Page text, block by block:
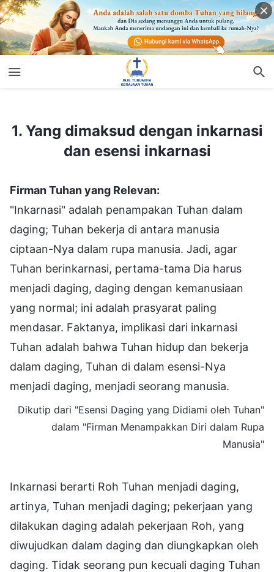
1. Yang dimaksud dengan inkarnasi dan esensi inkarnasi
1. Yang dimaksud dengan inkarnasi
dan esensi inkarnasi
Firman Tuhan yang Relevan:
"Inkarnasi" adalah penampakan Tuhan dalam
daging; Tuhan bekerja di antara manusia
ciptaan-Nya dalam rupa manusia. Jadi, agar
Tuhan berinkarnasi, pertama-tama Dia harus
menjadi daging, daging dengan kemanusiaan
yang normal; ini adalah prasyarat paling
mendasar. Faktanya, implikasi dari inkarnasi
Tuhan adalah bahwa Tuhan hidup dan bekerja
dalam daging, Tuhan di dalam esensi-Nya
menjadi daging, menjadi seorang manusia.
Dikutip dari "Esensi Daging yang Didiami oleh Tuhan"
dalam "Firman Menampakkan Diri dalam Rupa
Manusia"
Inkarnasi berarti Roh Tuhan menjadi daging,
artinya, Tuhan menjadi daging; pekerjaan yang
dilakukan daging adalah pekerjaan Roh, yang
diwujudkan dalam daging dan diungkapkan oleh
daging. Tidak seorang pun kecuali daging Tuhan